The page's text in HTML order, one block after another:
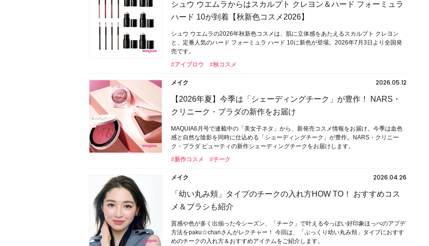
シュウ ウエムラからはスカルプト クレヨン＆ハード フォーミュラ
ハード 10が到着【秋新色コスメ2026】
シュウ ウエムラの2026年秋新色コスメは、肌に立体感をあたえるスカルプト クレヨン
と、定番人気のハード フォーミュラ ハード 10に新色が登場。2026年7月3日より全国発
売です。
#アイブロウ
#秋コスメ
メイク
2026.05.12
【2026年夏】今季は「シェーディングチーク」が豊作！ NARS・
クリニーク・プラダの新作をお届け
MAQUIA6月号で連載中の「美女子ネタ」から、新発売コスメ情報をお届け。今季は血色
感と自然な陰影を同時に仕込める「シェーディングチーク」が豊作。NARS・クリニー
ク・プラダ ビューティの新作シェーディングチークをお届けします。
#新作コスメ
#チーク
メイク
2026.04.26
「幼い丸み頬」タイプのチークの入れ方HOW TO！ おすすめコス
メ＆ブラシも紹介
質感や色が多く出揃った今シーズン、「チーク」で叶える今っぽい好印象ほっぺのアプデ
方法をpaku☆chanさんがレクチャー！ 今回は、「ぷっくり幼い丸み頬」タイプにおすす
めのチークの入れ方＆おすすめアイテムをご紹介します。